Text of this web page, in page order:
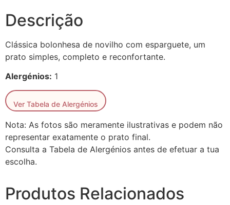
Descrição
Clássica bolonhesa de novilho com esparguete, um
prato simples, completo e reconfortante.
Alergénios: 1
Ver Tabela de Alergénios
Nota: As fotos são meramente ilustrativas e podem não
representar exatamente o prato final.
Consulta a Tabela de Alergénios antes de efetuar a tua
escolha.
Produtos Relacionados